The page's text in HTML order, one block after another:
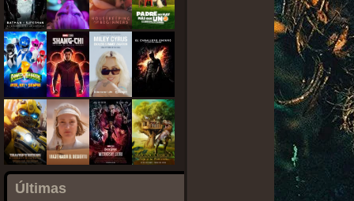
Últimas